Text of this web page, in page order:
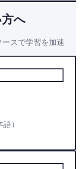
へ
スで学習を加速
）